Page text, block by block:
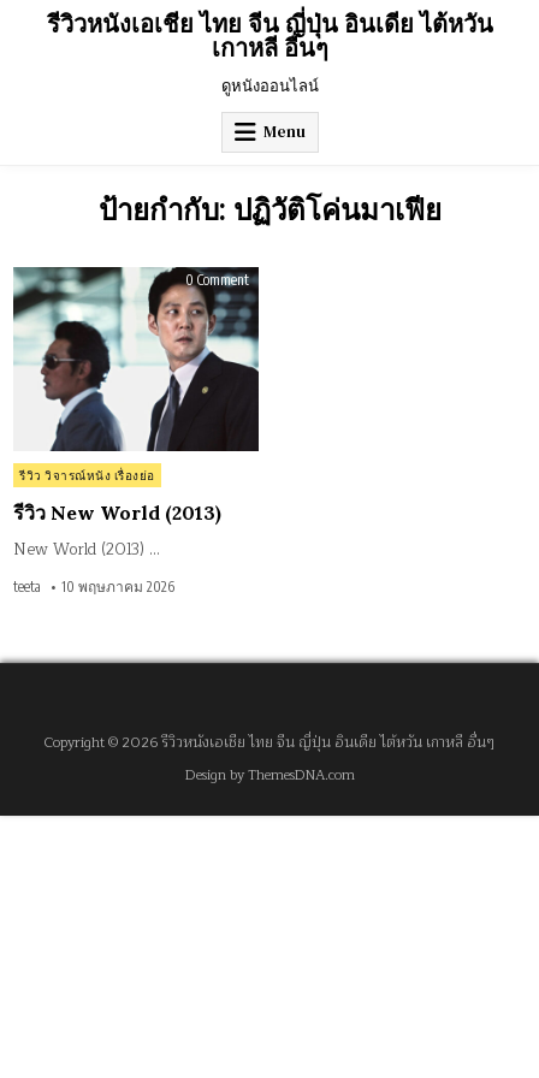
รีวิวหนังเอเชีย ไทย จีน ญี่ปุ่น อินเดีย ไต้หวัน
เกาหลี อื่นๆ
ดูหนังออนไลน์
Menu
ป้ายกำกับ: ปฏิวัติโค่นมาเฟีย
0 Commenton
รีวิว
New
World
(2013)
Posted
in
รีวิว วิจารณ์หนัง เรื่องย่อ
รีวิว New World (2013)
New World (2013) …
teeta 10 พฤษภาคม 2026
Copyright © 2026 รีวิวหนังเอเชีย ไทย จีน ญี่ปุ่น อินเดีย ไต้หวัน เกาหลี อื่นๆ
Design by ThemesDNA.com